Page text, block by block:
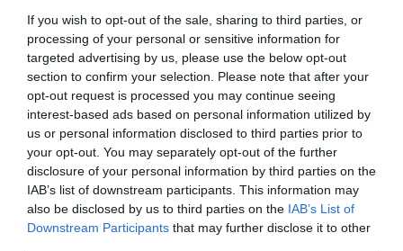
If you wish to opt-out of the sale, sharing to third parties, or
processing of your personal or sensitive information for
targeted advertising by us, please use the below opt-out
section to confirm your selection. Please note that after your
opt-out request is processed you may continue seeing
interest-based ads based on personal information utilized by
us or personal information disclosed to third parties prior to
your opt-out. You may separately opt-out of the further
disclosure of your personal information by third parties on the
IAB’s list of downstream participants. This information may
also be disclosed by us to third parties on the IAB’s List of
Downstream Participants that may further disclose it to other